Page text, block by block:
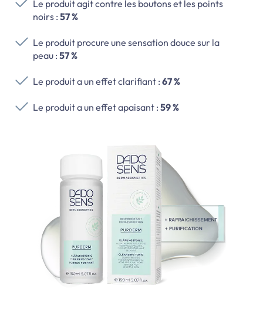
Le produit agit contre les boutons et les points
noirs : 57 %
Le produit procure une sensation douce sur la
peau : 57 %
Le produit a un effet clarifiant : 67 %
Le produit a un effet apaisant : 59 %